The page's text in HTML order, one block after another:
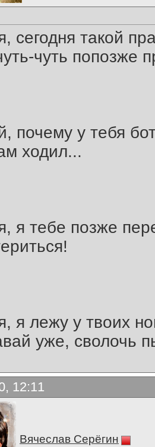
сегодня такой
чуть попозже
почему у тебя
ходил...
я тебе позже
я лежу у твоих
уже, сволочь
12:11
Вячеслав Серёгин